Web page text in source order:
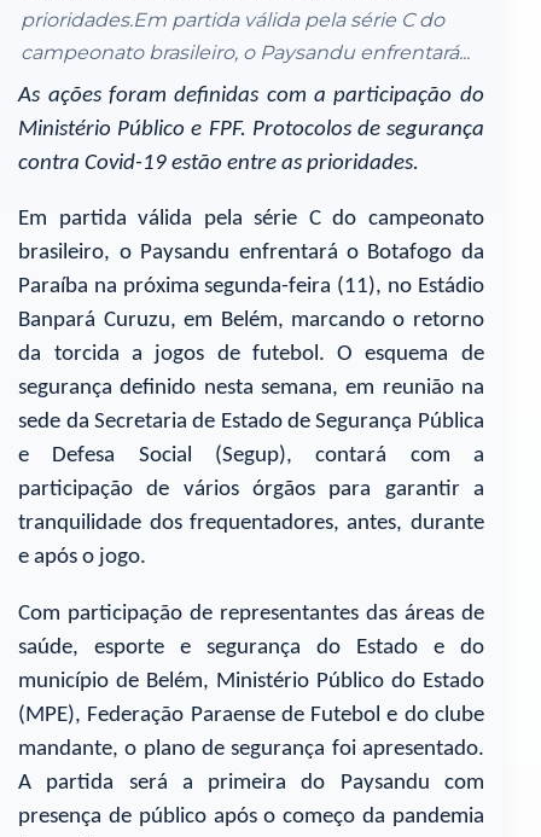
prioridades.Em partida válida pela série C do
campeonato brasileiro, o Paysandu enfrentará...
As ações foram definidas com a participação do
Ministério Público e FPF. Protocolos de segurança
contra Covid-19 estão entre as prioridades.
Em partida válida pela série C do campeonato
brasileiro, o Paysandu enfrentará o Botafogo da
Paraíba na próxima segunda-feira (11), no Estádio
Banpará Curuzu, em Belém, marcando o retorno
da torcida a jogos de futebol. O esquema de
segurança definido nesta semana, em reunião na
sede da Secretaria de Estado de Segurança Pública
e Defesa Social (Segup), contará com a
participação de vários órgãos para garantir a
tranquilidade dos frequentadores, antes, durante
e após o jogo.
Com participação de representantes das áreas de
saúde, esporte e segurança do Estado e do
município de Belém, Ministério Público do Estado
(MPE), Federação Paraense de Futebol e do clube
mandante, o plano de segurança foi apresentado.
A partida será a primeira do Paysandu com
presença de público após o começo da pandemia